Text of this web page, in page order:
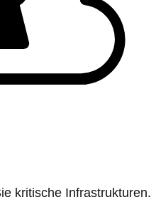
kritische Infrastrukturen.